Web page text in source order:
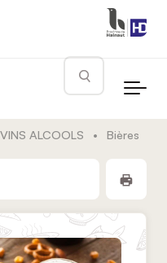
Rechercher
ALCOOLS •
Bières